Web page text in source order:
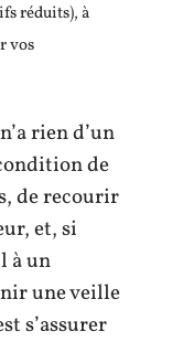
réduits), à
vos
rien d’un
de
de recourir
et, si
à un
une veille
s’assurer